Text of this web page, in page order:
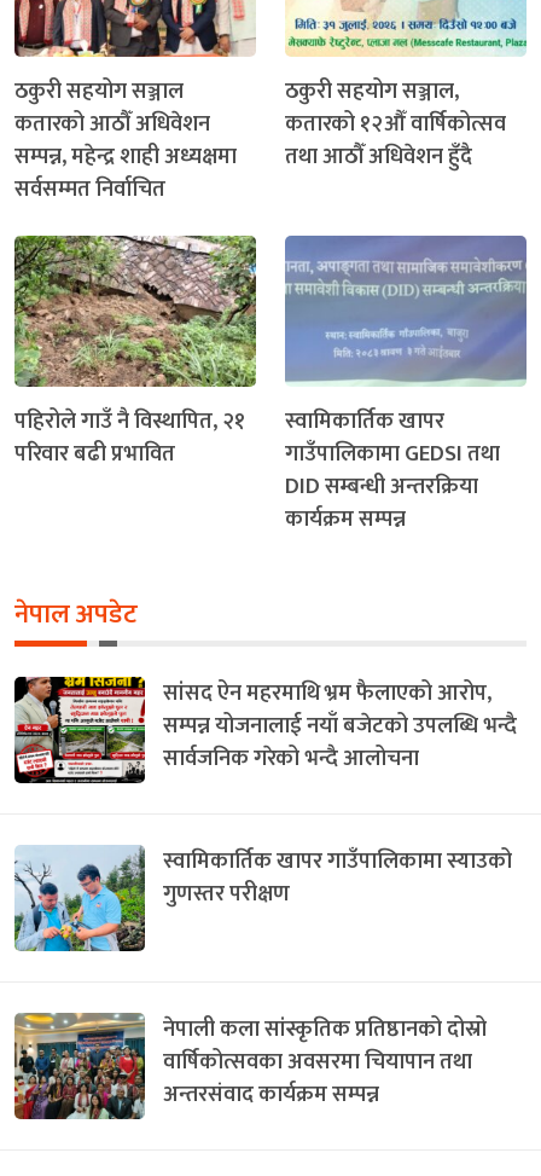
ठकुरी सहयोग सञ्जाल
कतारको आठौँ अधिवेशन
सम्पन्न, महेन्द्र शाही अध्यक्षमा
सर्वसम्मत निर्वाचित
ठकुरी सहयोग सञ्जाल,
कतारको १२औँ वार्षिकोत्सव
तथा आठौँ अधिवेशन हुँदै
पहिरोले गाउँ नै विस्थापित, २१
परिवार बढी प्रभावित
स्वामिकार्तिक खापर
गाउँपालिकामा GEDSI तथा
DID सम्बन्धी अन्तरक्रिया
कार्यक्रम सम्पन्न
नेपाल अपडेट
सांसद ऐन महरमाथि भ्रम फैलाएको आरोप,
सम्पन्न योजनालाई नयाँ बजेटको उपलब्धि भन्दै
सार्वजनिक गरेको भन्दै आलोचना
स्वामिकार्तिक खापर गाउँपालिकामा स्याउको
गुणस्तर परीक्षण
नेपाली कला सांस्कृतिक प्रतिष्ठानको दोस्रो
वार्षिकोत्सवका अवसरमा चियापान तथा
अन्तरसंवाद कार्यक्रम सम्पन्न